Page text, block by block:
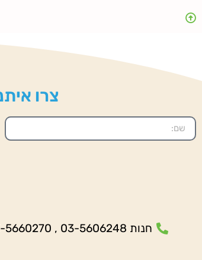
צרו
חנות 03-5606248 , 03-5660270